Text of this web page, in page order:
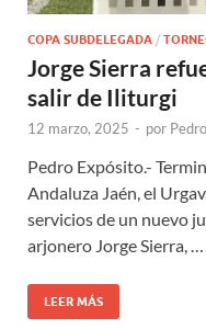
COPA SUBDELEGADA /
Jorge Sierra
salir de Iliturgi
12 marzo, 2025 - por
Pedro Expósito.-
Andaluza Jaén, el
servicios de un nuevo
arjonero Jorge Sierra, …
LEER MÁS